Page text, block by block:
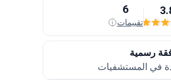
6
تقييمات
في المستشفيات